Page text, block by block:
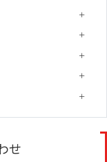
せ